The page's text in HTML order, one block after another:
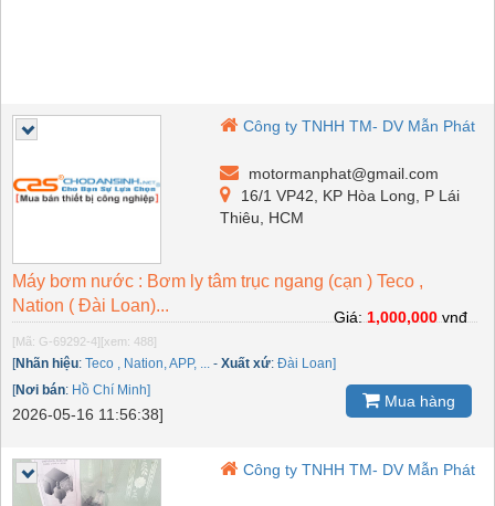
Công ty TNHH TM- DV Mẫn Phát
motormanphat@gmail.com
16/1 VP42, KP Hòa Long, P Lái
Thiêu, HCM
Máy bơm nước : Bơm ly tâm trục ngang (cạn ) Teco ,
Nation ( Đài Loan)...
[Mã: G-69292-4][xem: 488]
[Nhãn hiệu: Teco , Nation, APP, ... - Xuất xứ: Đài Loan]
[Nơi bán: Hồ Chí Minh]
2026-05-16 11:56:38]
Giá: 1,000,000 vnđ
Mua hàng
Công ty TNHH TM- DV Mẫn Phát